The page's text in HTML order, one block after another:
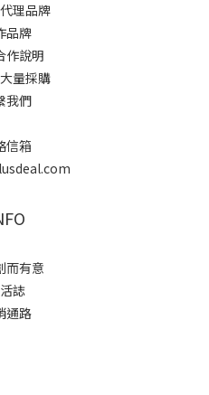
理品牌
品牌
作說明
量採購
我們
信箱
而有意
誌
通路